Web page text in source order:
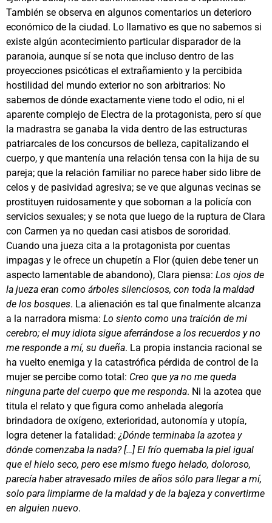
También se observa en algunos comentarios un deterioro
económico de la ciudad. Lo llamativo es que no sabemos si
existe algún acontecimiento particular disparador de la
paranoia, aunque sí se nota que incluso dentro de las
proyecciones psicóticas el extrañamiento y la percibida
hostilidad del mundo exterior no son arbitrarios: No
sabemos de dónde exactamente viene todo el odio, ni el
aparente complejo de Electra de la protagonista, pero sí que
la madrastra se ganaba la vida dentro de las estructuras
patriarcales de los concursos de belleza, capitalizando el
cuerpo, y que mantenía una relación tensa con la hija de su
pareja; que la relación familiar no parece haber sido libre de
celos y de pasividad agresiva; se ve que algunas vecinas se
prostituyen ruidosamente y que sobornan a la policía con
servicios sexuales; y se nota que luego de la ruptura de Clara
con Carmen ya no quedan casi atisbos de sororidad.
Cuando una jueza cita a la protagonista por cuentas
impagas y le ofrece un chupetín a Flor (quien debe tener un
aspecto lamentable de abandono), Clara piensa: Los ojos de
la jueza eran como árboles silenciosos, con toda la maldad
de los bosques. La alienación es tal que finalmente alcanza
a la narradora misma: Lo siento como una traición de mi
cerebro; el muy idiota sigue aferrándose a los recuerdos y no
me responde a mí, su dueña. La propia instancia racional se
ha vuelto enemiga y la catastrófica pérdida de control de la
mujer se percibe como total: Creo que ya no me queda
ninguna parte del cuerpo que me responda. Ni la azotea que
titula el relato y que figura como anhelada alegoría
brindadora de oxígeno, exterioridad, autonomía y utopía,
logra detener la fatalidad:¿Dónde terminaba la azotea y
dónde comenzaba la nada? […] El frío quemaba la piel igual
que el hielo seco, pero ese mismo fuego helado, doloroso,
parecía haber atravesado miles de años sólo para llegar a mí,
solo para limpiarme de la maldad y de la bajeza y convertirme
en alguien nuevo.